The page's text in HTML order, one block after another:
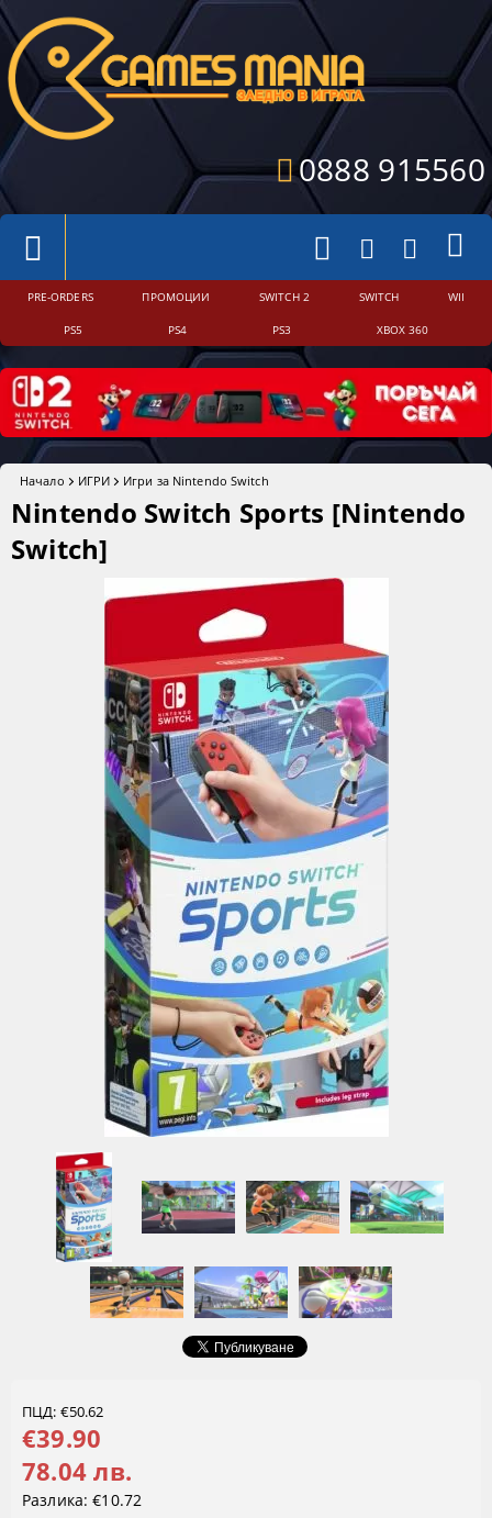
0888 915560
PRE-ORDERS ПРОМОЦИИ SWITCH 2 SWITCH WII
PS5 PS4 PS3 XBOX 360
Начало ИГРИ Игри за Nintendo Switch
Nintendo Switch Sports [Nintendo
Switch]
ПЦД: €50.62
€39.90
78.04 лв.
Разлика: €10.72